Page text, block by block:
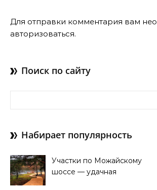
Для отправки комментария вам
авторизоваться.
Поиск по сайту
Набирает популярность
Участки по Можайскому
шоссе — удачная